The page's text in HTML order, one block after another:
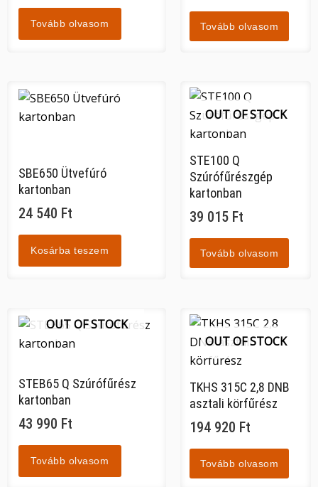
Tovább olvasom Tovább olvasom
SBE650 Ütvefúró
kartonban
24 540 Ft
Kosárba teszem
OUT OF STOCK
STE100 Q
Szúrófűrészgép
kartonban
39 015 Ft
Tovább olvasom
OUT OF STOCK
STEB65 Q Szúrófűrész
kartonban
43 990 Ft
Tovább olvasom
OUT OF STOCK
TKHS 315C 2,8 DNB
asztali körfűrész
194 920 Ft
Tovább olvasom